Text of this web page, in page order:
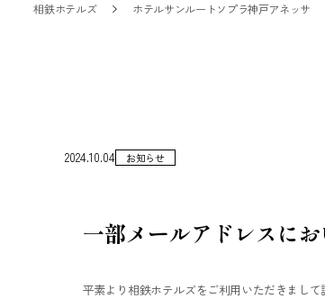
相鉄ホテルズ ホテルサンルートソプラ神戸アネッサ
2024.10.04 お知らせ
一部メールアドレスに
平素より相鉄ホテルズをご利用いただきまして